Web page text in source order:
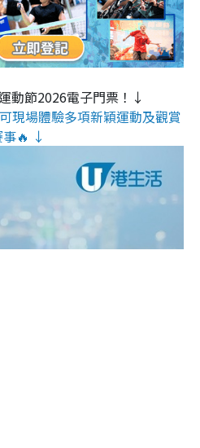
動節2026電子門票！↓
現場體驗多項新穎運動及觀賞
事🔥 ↓